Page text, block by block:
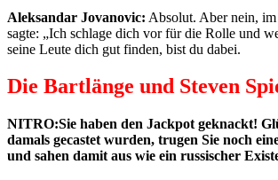
Aleksandar Jovanovic: Absolut. Aber nein,
sagte: „Ich schlage dich vor für die Rolle und
seine Leute dich gut finden, bist du dabei.
Die Bartlänge und Steven
NITRO:Sie haben den Jackpot geknackt!
damals gecastet wurden, trugen Sie noch
und sahen damit aus wie ein russischer